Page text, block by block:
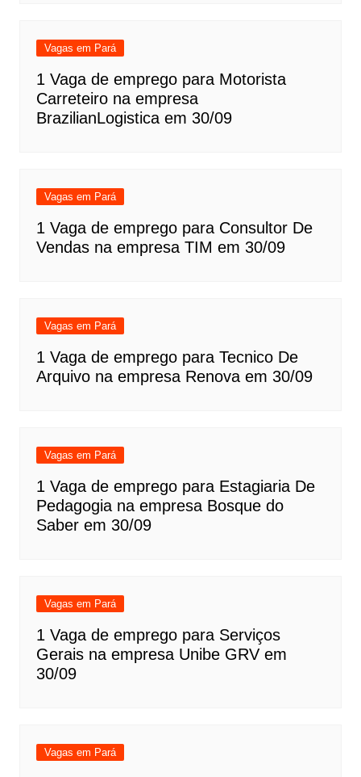
Vagas em Pará
1 Vaga de emprego para Motorista
Carreteiro na empresa
BrazilianLogistica em 30/09
Vagas em Pará
1 Vaga de emprego para Consultor De
Vendas na empresa TIM em 30/09
Vagas em Pará
1 Vaga de emprego para Tecnico De
Arquivo na empresa Renova em 30/09
Vagas em Pará
1 Vaga de emprego para Estagiaria De
Pedagogia na empresa Bosque do
Saber em 30/09
Vagas em Pará
1 Vaga de emprego para Serviços
Gerais na empresa Unibe GRV em
30/09
Vagas em Pará